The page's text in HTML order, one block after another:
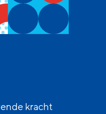
kracht